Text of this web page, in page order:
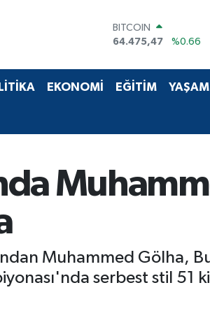
BITCOIN
64.475,47
%0.66
EURO
55,0700
%0.1
GRAM ALTIN
13.703
%0
EKONOMİ EĞİTİM YAŞAM
Muhammed Gölha,
serbest stil 51